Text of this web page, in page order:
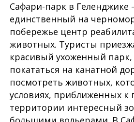
Сафари-парк в
единственный на
побережье центр
животных. Туристы
красивый ухоженный
покататься на канатной
посмотреть животных,
условиях, приближенных
территории интересный